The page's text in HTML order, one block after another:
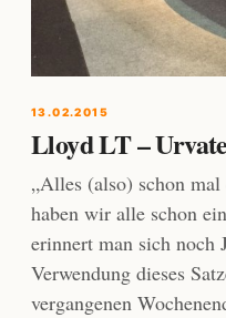
13.02.2015
Lloyd LT –
„Alles (also) schon
haben wir alle schon
erinnert man sich noch
Verwendung dieses
vergangenen